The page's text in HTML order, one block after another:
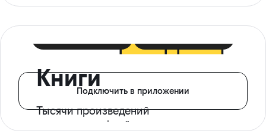
Книги
Тысячи произведений
с доступом офлайн
Подключить в приложении